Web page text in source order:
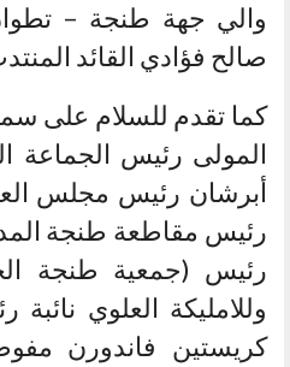
والي جهة طنجة –
صالح فؤادي القائد
كما تقدم للسلام على
المولى رئيس الجماعة
أبرشان رئيس مجلس
رئيس مقاطعة طنجة
رئيس (جمعية طنجة
وللامليكة العلوي
كريستين فاندورن